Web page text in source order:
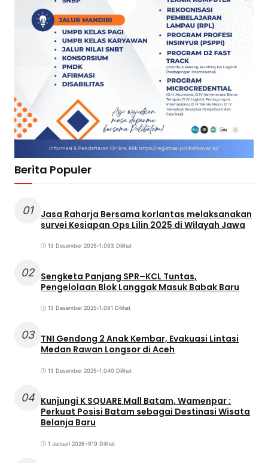
Berita Populer
01
Jasa Raharja Bersama korlantas melaksanakan
survei Kesiapan Ops Lilin 2025 di Wilayah Jawa
13 Desember 2025•1.093 Dilihat
02 Sengketa Panjang SPR–KCL Tuntas,
Pengelolaan Blok Langgak Masuk Babak Baru
13 Desember 2025•1.081 Dilihat
03 TNI Gendong 2 Anak Kembar, Evakuasi Lintasi
Medan Rawan Longsor di Aceh
13 Desember 2025•1.040 Dilihat
04 Kunjungi K SQUARE Mall Batam, Wamenpar :
Perkuat Posisi Batam sebagai Destinasi Wisata
Belanja Baru
1 Januari 2026•919 Dilihat